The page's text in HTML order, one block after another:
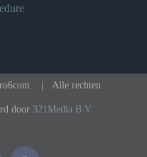
| Alle rechten
door 321Media B.V.